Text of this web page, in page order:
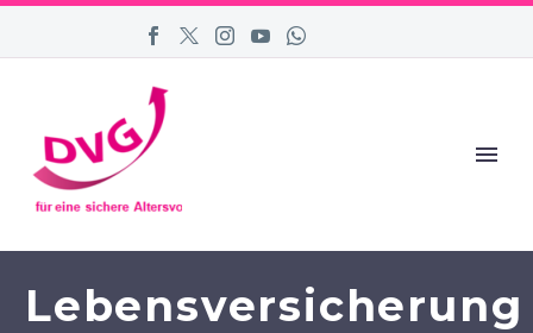
Lebensversicherung